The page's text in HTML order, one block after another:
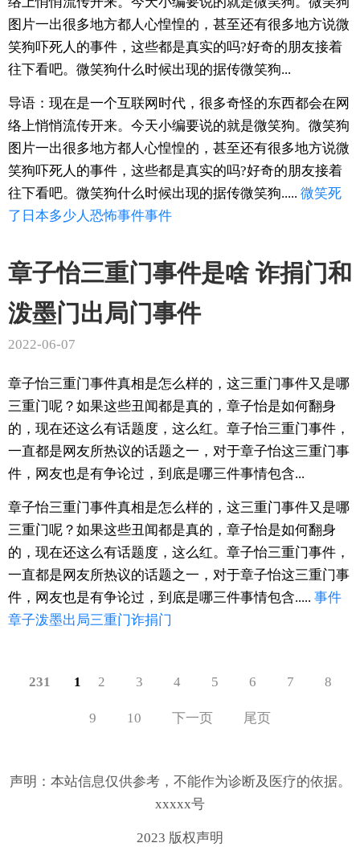
图片一出很多地方都人心惶惶的，甚至还有很多地方说微
笑狗吓死人的事件，这些都是真实的吗?好奇的朋友接着
往下看吧。微笑狗什么时候出现的据传微笑狗...
导语：现在是一个互联网时代，很多奇怪的东西都会在网
络上悄悄流传开来。今天小编要说的就是微笑狗。微笑狗
图片一出很多地方都人心惶惶的，甚至还有很多地方说微
笑狗吓死人的事件，这些都是真实的吗?好奇的朋友接着
往下看吧。微笑狗什么时候出现的据传微笑狗..... 微笑死
了 日本多少人恐怖事件事件
章子怡三重门事件是啥 诈捐门和
泼墨门出局门事件
2022-06-07
章子怡三重门事件真相是怎么样的，这三重门事件又是哪
三重门呢？如果这些丑闻都是真的，章子怡是如何翻身
的，现在还这么有话题度，这么红。章子怡三重门事件，
一直都是网友所热议的话题之一，对于章子怡这三重门事
件，网友也是有争论过，到底是哪三件事情包含...
章子怡三重门事件真相是怎么样的，这三重门事件又是哪
三重门呢？如果这些丑闻都是真的，章子怡是如何翻身
的，现在还这么有话题度，这么红。章子怡三重门事件，
一直都是网友所热议的话题之一，对于章子怡这三重门事
件，网友也是有争论过，到底是哪三件事情包含..... 事件
章子泼墨出局三重门诈捐门
231 1 2 3 4 5 6 7 8
9 10 下一页 尾页
声明：本站信息仅供参考，不能作为诊断及医疗的依据。
xxxxx号
2023 版权声明